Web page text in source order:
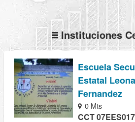
Instituciones
Escuela
Estatal
Fernandez
0 Mts
CCT